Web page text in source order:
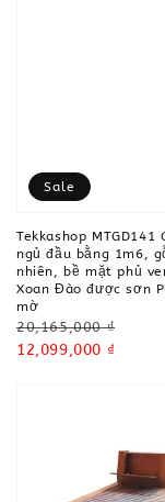
Sale
Tekkashop MTGD141
ngủ đầu bằng 1m6,
nhiên, bề mặt phủ
Xoan Đào được sơn
mờ
Regular
price
20,165,000 ₫
Sale
12,099,000 ₫